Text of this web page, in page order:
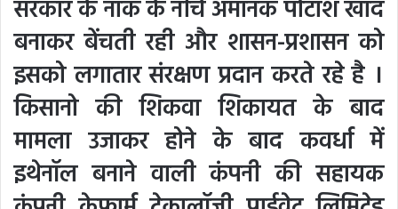
सरकार के नाक के नीचे अमानक पोटाश खाद
बनाकर बेंचती रही और शासन-प्रशासन को
इसको लगातार संरक्षण प्रदान करते रहे है ।
किसानो की शिकवा शिकायत के बाद
मामला उजाकर होने के बाद कवर्धा में
इथेनॉल बनाने वाली कंपनी की सहायक